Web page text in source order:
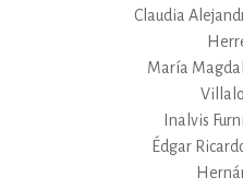
Claudia
María
Inalvis
Édgar